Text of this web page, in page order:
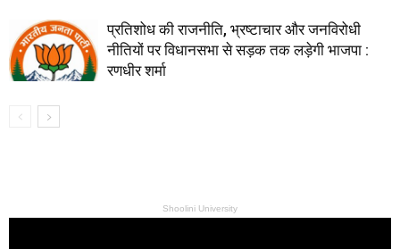
प्रतिशोध की राजनीति, भ्रष्टाचार और जनविरोधी
नीतियों पर विधानसभा से सड़क तक लड़ेगी भाजपा :
रणधीर शर्मा
Shoolini University